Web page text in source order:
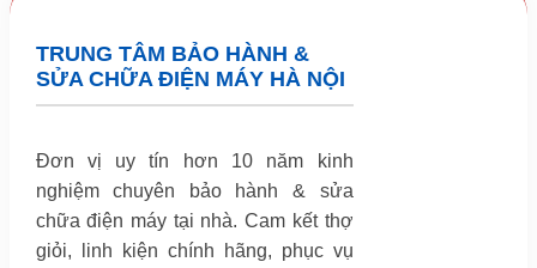
TRUNG TÂM BẢO HÀNH &
SỬA CHỮA ĐIỆN MÁY HÀ NỘI
Đơn vị uy tín hơn 10 năm kinh
nghiệm chuyên bảo hành & sửa
chữa điện máy tại nhà. Cam kết thợ
giỏi, linh kiện chính hãng, phục vụ